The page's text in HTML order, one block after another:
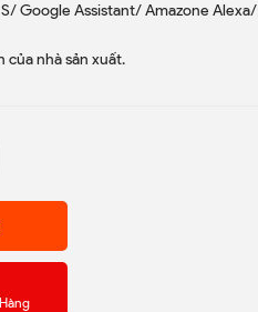
Google Assistant/ Amazone Alexa/
của nhà sản xuất.